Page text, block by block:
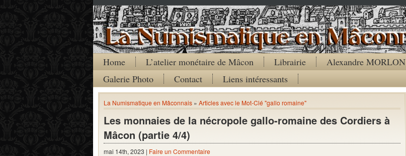
Home L’atelier monétaire de Mâcon Librairie
Alexandre MORLON
Galerie Photo
Contact Liens intéressants
La Numismatique en Mâconnais » Articles avec le Mot-Clé "gallo romaine"
Les monnaies de la nécropole gallo-romaine des Cordiers à
Mâcon (partie 4/4)
mai 14th, 2023 | Faire un Commentaire